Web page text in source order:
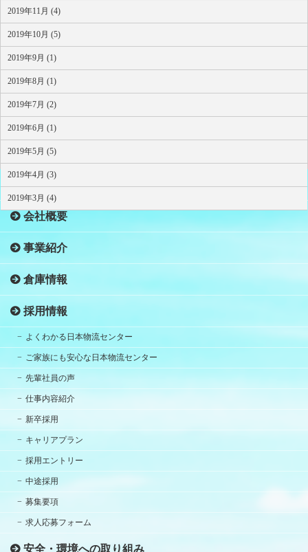
2019年11月 (4)
2019年10月 (5)
2019年9月 (1)
2019年8月 (1)
2019年7月 (2)
2019年6月 (1)
2019年5月 (5)
2019年4月 (3)
2019年3月 (4)
HOME
会社概要
事業紹介
倉庫情報
採用情報
よくわかる日本物流センター
ご家族にも安心な日本物流センター
先輩社員の声
仕事内容紹介
新卒採用
キャリアプラン
採用エントリー
中途採用
募集要項
求人応募フォーム
安全・環境への取り組み